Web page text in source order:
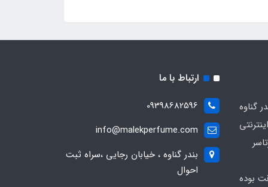
گناوه
بوده
ارتباط با ما
09398682596
info@malekperfume.com
بندر گناوه ، خیابان رجایی ،سراه ثبت
احوال